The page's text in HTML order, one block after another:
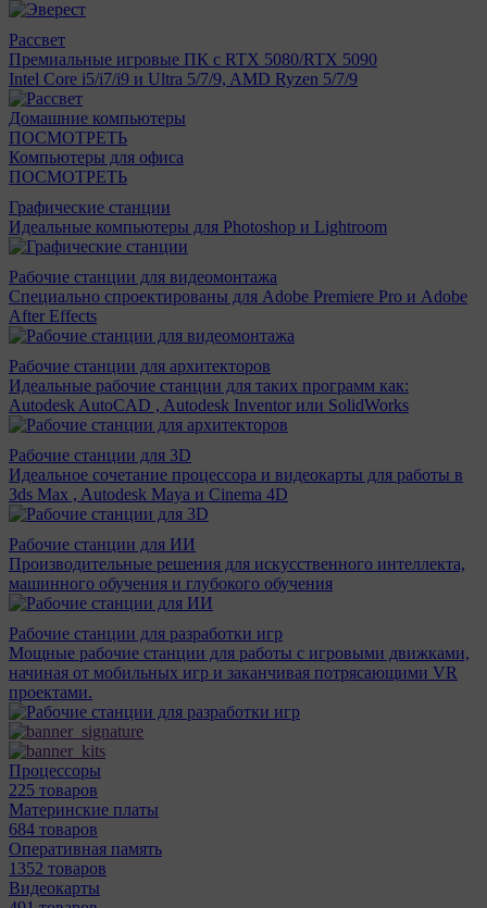
Рассвет
Премиальные игровые ПК с RTX 5080/RTX 5090
Intel Core i5/i7/i9 и Ultra 5/7/9, AMD Ryzen 5/7/9
Домашние компьютеры
ПОСМОТРЕТЬ
Компьютеры для офиса
ПОСМОТРЕТЬ
Графические станции
Идеальные компьютеры для Photoshop и Lightroom
Рабочие станции для видеомонтажа
Специально спроектированы для Adobe Premiere Pro и Adobe
After Effects
Рабочие станции для архитекторов
Идеальные рабочие станции для таких программ как:
Autodesk AutoCAD , Autodesk Inventor или SolidWorks
Рабочие станции для 3D
Идеальное сочетание процессора и видеокарты для работы в
3ds Max , Autodesk Maya и Cinema 4D
Рабочие станции для ИИ
Производительные решения для искусственного интеллекта,
машинного обучения и глубокого обучения
Рабочие станции для разработки игр
Мощные рабочие станции для работы с игровыми движками,
начиная от мобильных игр и заканчивая потрясающими VR
проектами.
Процессоры
225 товаров
Материнcкие платы
684 товаров
Оперативная память
1352 товаров
Видеокарты